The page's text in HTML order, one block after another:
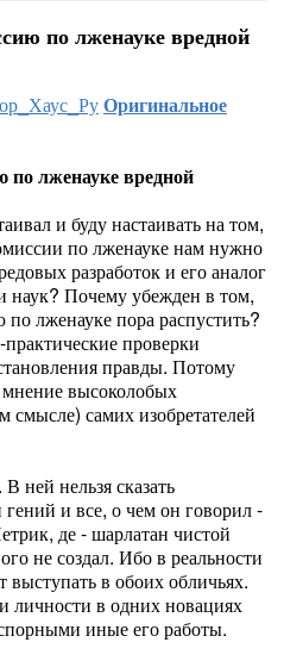
по лженауке вредной
Оригинальное
лженауке вредной
и буду настаивать на том,
по лженауке нам нужно
разработок и его аналог
наук? Почему убежден в том,
лженауке пора распустить?
проверки
правды. Потому
высоколобых
смысле) самих изобретателей
ней нельзя сказать
и все, о чем он говорил -
де - шарлатан чистой
не создал. Ибо в реальности
в обоих обличьях.
личности в одних новациях
иные его работы.